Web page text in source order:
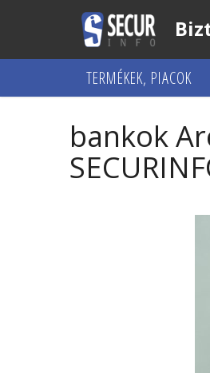
TERMÉKEK, PIACOK
bankok